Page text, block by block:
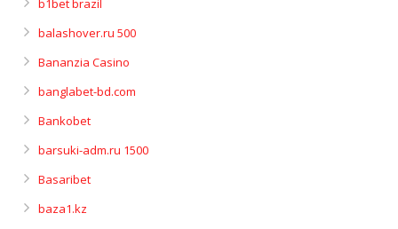
b1bet brazil
balashover.ru 500
Bananzia Casino
banglabet-bd.com
Bankobet
barsuki-adm.ru 1500
Basaribet
baza1.kz